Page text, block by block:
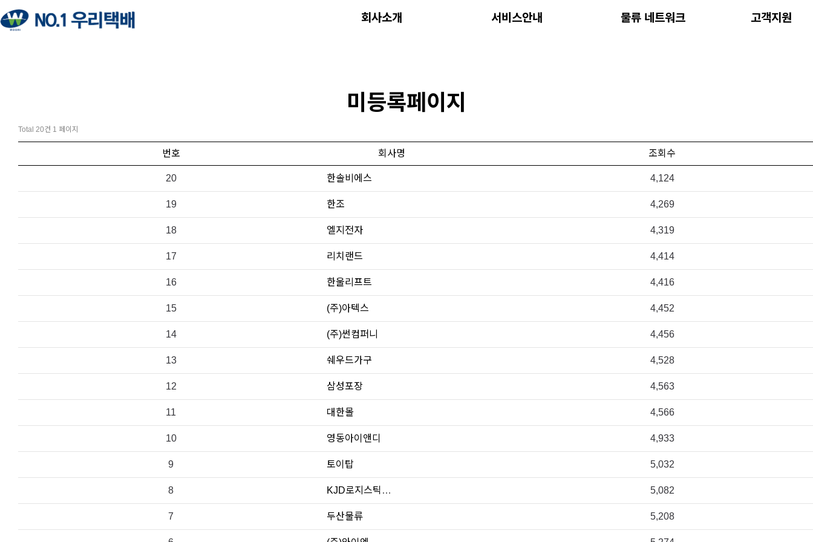
회사소개 서비스안내 물류 네트워크 고객지원
미등록페이지
Total 20건 1 페이지
번호 회사명 조회수
20 한솔비에스 4,124
19 한조 4,269
18 엘지전자 4,319
17 리치랜드 4,414
16 한울리프트 4,416
15 (주)아텍스 4,452
14 (주)썬컴퍼니 4,456
13 쉐우드가구 4,528
12 삼성포장 4,563
11 대한몰 4,566
10 영동아이앤디 4,933
9 토이탑 5,032
8 KJD로지스틱스코리 5,082
7 두산물류 5,208